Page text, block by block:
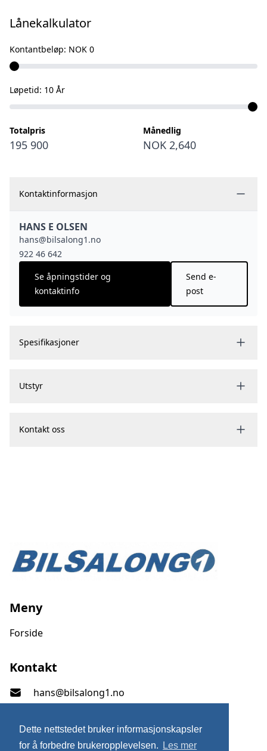
bruktbilgaranti
Lånekalkulator
Kontantbeløp: NOK 0
Løpetid: 10 År
Totalpris
195 900
Månedlig
NOK 2,640
Kontaktinformasjon
HANS E OLSEN
hans@bilsalong1.no
922 46 642
Se åpningstider og
kontaktinfo
Send e-
post
Spesifikasjoner
Utstyr
Kontakt oss
Meny
Forside
Kontakt
hans@bilsalong1.no
Svaneveien 2, 1661 Rolvsøy, Norge
Dette nettstedet bruker informasjonskapsler
for å forbedre brukeropplevelsen.
Les mer